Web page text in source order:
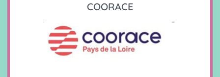
COORACE